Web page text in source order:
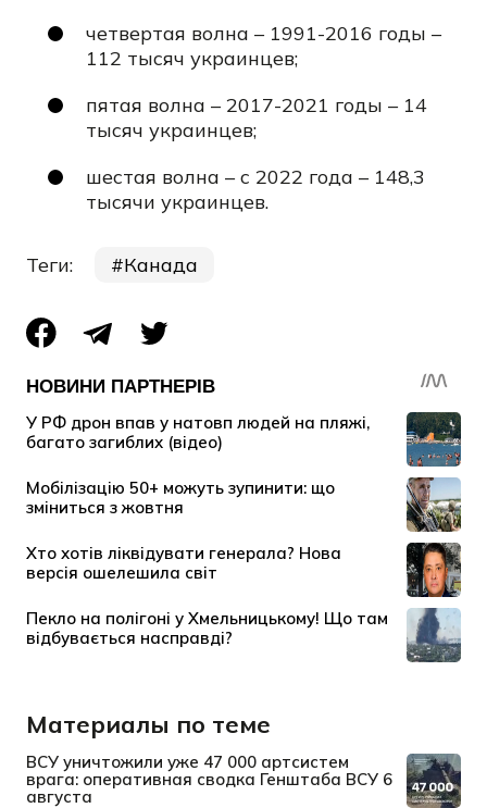
четвертая волна – 1991-2016 годы –
112 тысяч украинцев;
пятая волна – 2017-2021 годы – 14
тысяч украинцев;
шестая волна – с 2022 года – 148,3
тысячи украинцев.
Теги: Канада
Материалы по теме
ВСУ уничтожили уже 47 000 артсистем
врага: оперативная сводка Генштаба ВСУ 6
августа